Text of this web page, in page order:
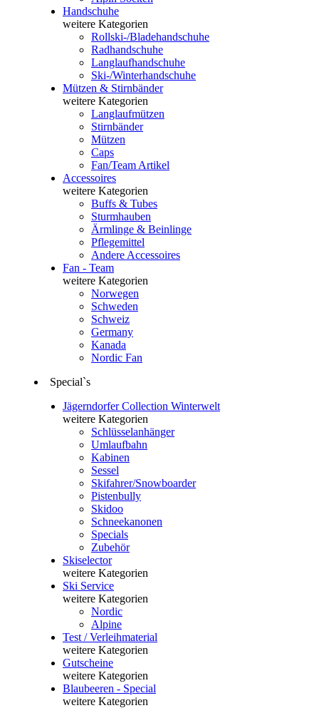
Handschuhe
weitere Kategorien
Rollski-/Bladehandschuhe
Radhandschuhe
Langlaufhandschuhe
Ski-/Winterhandschuhe
Mützen & Stirnbänder
weitere Kategorien
Langlaufmützen
Stirnbänder
Mützen
Caps
Fan/Team Artikel
Accessoires
weitere Kategorien
Buffs & Tubes
Sturmhauben
Ärmlinge & Beinlinge
Pflegemittel
Andere Accessoires
Fan - Team
weitere Kategorien
Norwegen
Schweden
Schweiz
Germany
Kanada
Nordic Fan
Special`s
Jägerndorfer Collection Winterwelt
weitere Kategorien
Schlüsselanhänger
Umlaufbahn
Kabinen
Sessel
Skifahrer/Snowboarder
Pistenbully
Skidoo
Schneekanonen
Specials
Zubehör
Skiselector
weitere Kategorien
Ski Service
weitere Kategorien
Nordic
Alpine
Test / Verleihmaterial
weitere Kategorien
Gutscheine
weitere Kategorien
Blaubeeren - Special
weitere Kategorien